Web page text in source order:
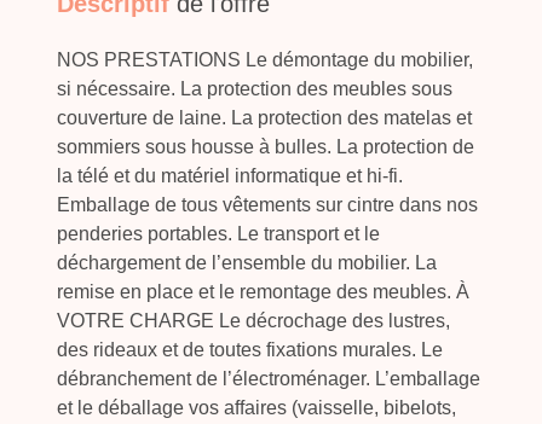
NOS PRESTATIONS Le démontage du mobilier,
si nécessaire. La protection des meubles sous
couverture de laine. La protection des matelas et
sommiers sous housse à bulles. La protection de
la télé et du matériel informatique et hi-fi.
Emballage de tous vêtements sur cintre dans nos
penderies portables. Le transport et le
déchargement de l’ensemble du mobilier. La
remise en place et le remontage des meubles. À
VOTRE CHARGE Le décrochage des lustres,
des rideaux et de toutes fixations murales. Le
débranchement de l’électroménager. L’emballage
et le déballage vos affaires (vaisselle, bibelots,